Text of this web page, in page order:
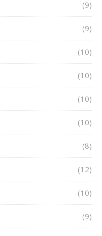
(9)
(9)
(10)
(10)
(10)
(10)
(8)
(12)
(10)
(9)